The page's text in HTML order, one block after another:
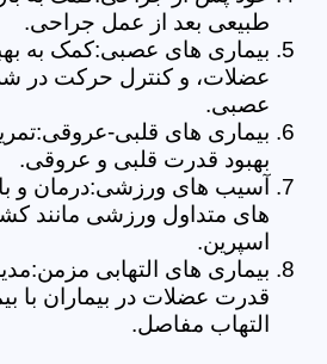
طبیعی بعد از عمل جراحی.
بیماری های عصبی:کمک به
عضلات، و کنترل حرکت در
عصبی.
بیماری های قلبی-
بهبود قدرت قلبی و عروقی.
آسیب های ورزشی:درمان و
های متداول ورزشی مانند
اسپرین.
بیماری های التهابی
قدرت عضلات در بیماران با
التهاب مفاصل.